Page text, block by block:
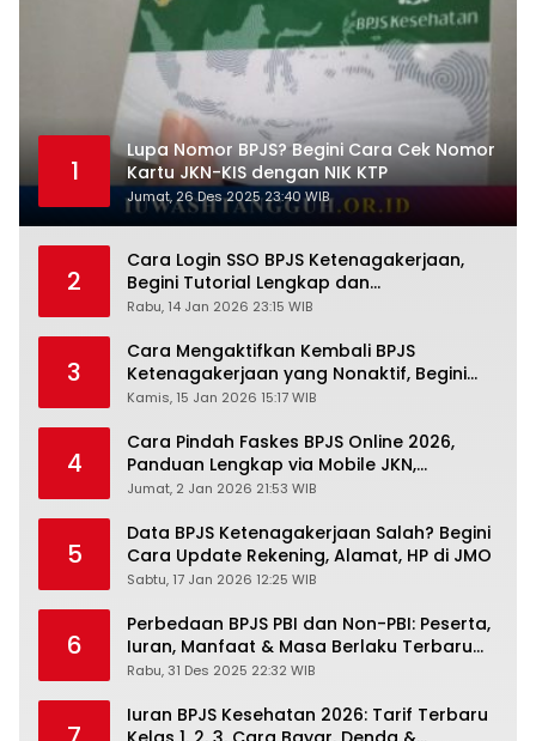
1
Lupa Nomor BPJS? Begini Cara Cek Nomor
Kartu JKN-KIS dengan NIK KTP
Jumat, 26 Des 2025 23:40 WIB
2
Cara Login SSO BPJS Ketenagakerjaan,
Begini Tutorial Lengkap dan
Pengertiannya
Rabu, 14 Jan 2026 23:15 WIB
3
Cara Mengaktifkan Kembali BPJS
Ketenagakerjaan yang Nonaktif, Begini
Panduan Lengkapnya
Kamis, 15 Jan 2026 15:17 WIB
4
Cara Pindah Faskes BPJS Online 2026,
Panduan Lengkap via Mobile JKN,
PANDAWA & Offiline Kantor Cabang
Jumat, 2 Jan 2026 21:53 WIB
5
Data BPJS Ketenagakerjaan Salah? Begini
Cara Update Rekening, Alamat, HP di JMO
Sabtu, 17 Jan 2026 12:25 WIB
6
Perbedaan BPJS PBI dan Non-PBI: Peserta,
Iuran, Manfaat & Masa Berlaku Terbaru
2026
Rabu, 31 Des 2025 22:32 WIB
Iuran BPJS Kesehatan 2026: Tarif Terbaru